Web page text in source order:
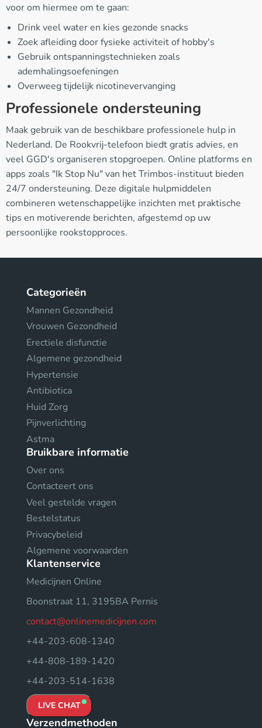
voor om hiermee om te gaan:
Drink veel water en kies gezonde snacks
Zoek afleiding door fysieke activiteit of hobby's
Gebruik ontspanningstechnieken zoals
ademhalingsoefeningen
Overweeg tijdelijk nicotinevervanging
Professionele ondersteuning
Maak gebruik van de beschikbare professionele hulp in
Nederland. De Rookvrij-telefoon biedt gratis advies, en
veel GGD's organiseren stopgroepen. Online platforms en
apps zoals "Ik Stop Nu" van het Trimbos-instituut bieden
24/7 ondersteuning. Deze digitale hulpmiddelen
combineren wetenschappelijke inzichten met praktische
tips en motiverende berichten, afgestemd op uw
persoonlijke rookstopproces.
Categorieën
Mannen Gezondheid
Vrouwen Gezondheid
Erectiele disfunctie
Algemene gezondheid
Hypertensie
Antibiotica
Huid Zorg
Pijnverlichting
Astma
Bruikbare informatie
Over ons
Contacteert ons
Veel gestelde vragen
Bestelstatus
Privacybeleid
Algemene voorwaarden
Klantenservice
Medicijnen Online
Boonstraat 11, 3195BA Pernis
contact@onlinemedicijnen.com
+44-203-608-1340
+44-808-189-1420
+44-203-514-1638
LIVE CHAT
Verzendmethoden